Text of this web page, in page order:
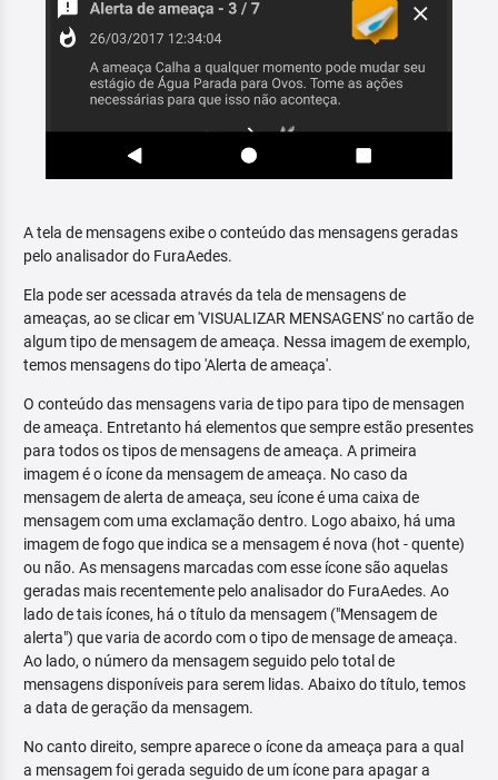
A tela de mensagens exibe o conteúdo das mensagens geradas
pelo analisador do FuraAedes.
Ela pode ser acessada através da tela de mensagens de
ameaças, ao se clicar em 'VISUALIZAR MENSAGENS' no cartão de
algum tipo de mensagem de ameaça. Nessa imagem de exemplo,
temos mensagens do tipo 'Alerta de ameaça'.
O conteúdo das mensagens varia de tipo para tipo de mensagen
de ameaça. Entretanto há elementos que sempre estão presentes
para todos os tipos de mensagens de ameaça. A primeira
imagem é o ícone da mensagem de ameaça. No caso da
mensagem de alerta de ameaça, seu ícone é uma caixa de
mensagem com uma exclamação dentro. Logo abaixo, há uma
imagem de fogo que indica se a mensagem é nova (hot - quente)
ou não. As mensagens marcadas com esse ícone são aquelas
geradas mais recentemente pelo analisador do FuraAedes. Ao
lado de tais ícones, há o título da mensagem ("Mensagem de
alerta") que varia de acordo com o tipo de mensage de ameaça.
Ao lado, o número da mensagem seguido pelo total de
mensagens disponíveis para serem lidas. Abaixo do título, temos
a data de geração da mensagem.
No canto direito, sempre aparece o ícone da ameaça para a qual
a mensagem foi gerada seguido de um ícone para apagar a